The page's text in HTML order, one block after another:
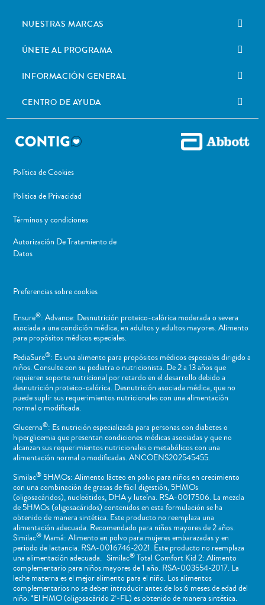
NUESTRAS MARCAS
ÚNETE AL PROGRAMA
INFORMACIÓN GENERAL
CENTRO DE AYUDA
Política de Cookies
Politica de Privacidad
Términos y condiciones
Autorización De Tratamiento de
Datos
Preferencias sobre cookies
Ensure®: Advance: Desnutrición proteico-calórica moderada o severa
asociada a una condición médica, en adultos y adultos mayores. Alimento
para propósitos médicos especiales.
PediaSure®: Es una alimento para propósitos médicos especiales dirigido a
niños​. Consulte con su pediatra o nutricionista. De 2 a 13 años que
requieren soporte nutricional por retardo en el desarrollo debido a
desnutrición proteico-calórica. Desnutrición asociada médica, que no
puede suplir sus requerimientos nutricionales con una alimentación
normal o ​modificada.
Glucerna®: Es nutrición especializada para personas con diabetes o
hiperglicemia que presentan condiciones médicas asociadas y que no
alcanzan sus requerimientos nutricionales o metabólicos con una
alimentación normal o modificadas. ANCOENS202545455.
Similac®5HMOs: Alimento lácteo en polvo para niños en crecimiento
con una combinación de grasas de fácil digestión, 5HMOs
(oligosacáridos), nucleótidos, DHA y luteína. RSA-0017506. La mezcla
de 5HMOs (oligosacáridos) contenidos en esta formulación se ha
obtenido de manera sintética. Este producto no reemplaza una
alimentación adecuada. Recomendado para niños mayores de 2 años.
Similac®Mamá: Alimento en polvo para mujeres embarazadas y en
periodo de lactancia. RSA-0016746-2021. Este producto no reemplaza
una alimentación adecuada. Similac®Total Comfort Kid 2: Alimento
complementario para niños mayores de 1 año. RSA-003554-2017. La
leche materna es el mejor alimento para el niño. Los alimentos
complementarios no se deben introducir antes de los 6 meses de edad del
niño. *El HMO (oligosacárido 2’-FL) es obtenido de manera sintética.